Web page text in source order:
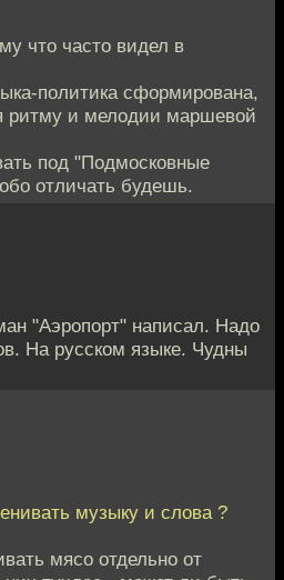
что часто видел в
политика сформирована,
ритму и мелодии маршевой
под "Подмосковные
отличать будешь.
"Аэропорт" написал. Надо
На русском языке. Чудны
музыку и слова ?
мясо отдельно от